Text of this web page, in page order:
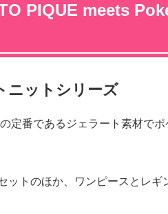
PIQUE meets
ニットシリーズ
定番であるジェラート素材で
ットのほか、ワンピースとレギ